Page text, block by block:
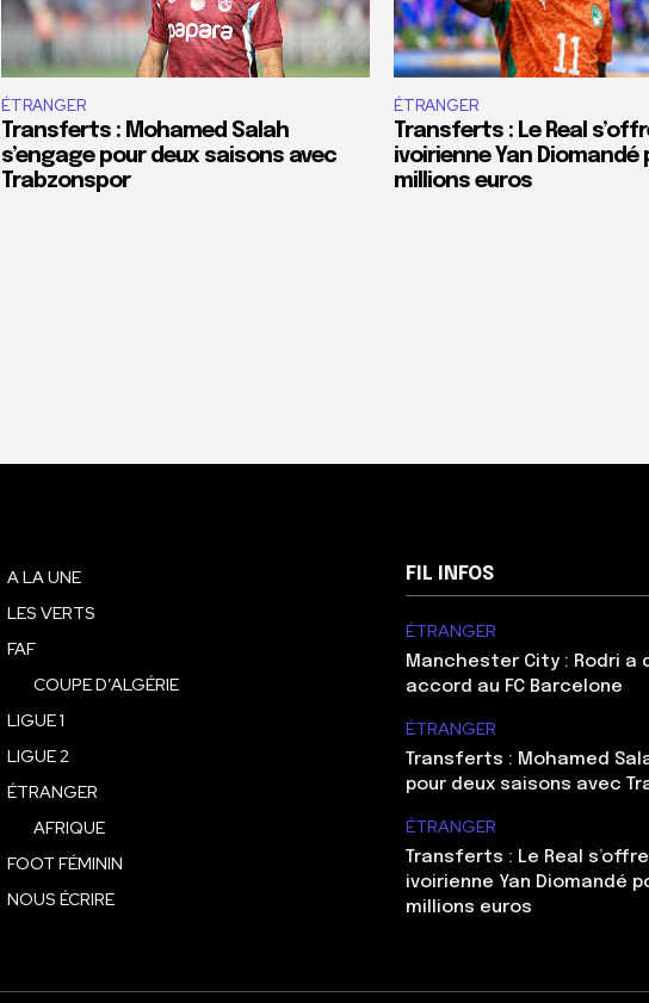
ÉTRANGER
Transferts : Mohamed Salah
s’engage pour deux saisons avec
Trabzonspor
ÉTRANGER
Transferts : Le Real
ivoirienne Yan Diomandé
millions euros
A LA UNE
LES VERTS
FAF
COUPE D’ALGÉRIE
LIGUE 1
LIGUE 2
ÉTRANGER
AFRIQUE
FOOT FÉMININ
NOUS ÉCRIRE
FIL INFOS
ÉTRANGER
Manchester City : Rodri a
accord au FC Barcelone
ÉTRANGER
Transferts : Mohamed
pour deux saisons avec
ÉTRANGER
Transferts : Le Real
ivoirienne Yan Diomandé
millions euros